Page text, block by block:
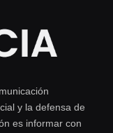
y la defensa de
es informar con